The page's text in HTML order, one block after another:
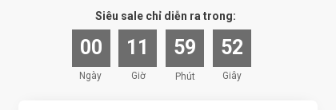
Giây
Phút
Giờ
Ngày
Siêu sale chỉ diễn ra trong:
00 11 59 51